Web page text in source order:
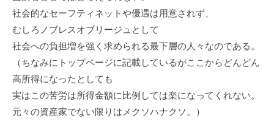
社会的なセーフティネットや優遇は用意されず、
むしろノブレスオブリージュとして
社会への負担増を強く求められる最下層の人々なのである。
（ちなみにトップページに記載しているがここからどんどん
高所得になったとしても
実はこの苦労は所得金額に比例しては楽になってくれない。
元々の資産家でない限りはメクソハナクソ。）